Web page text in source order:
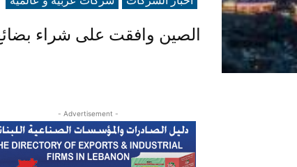
الصين وافقت على شراء بضائع
- Advertisement -